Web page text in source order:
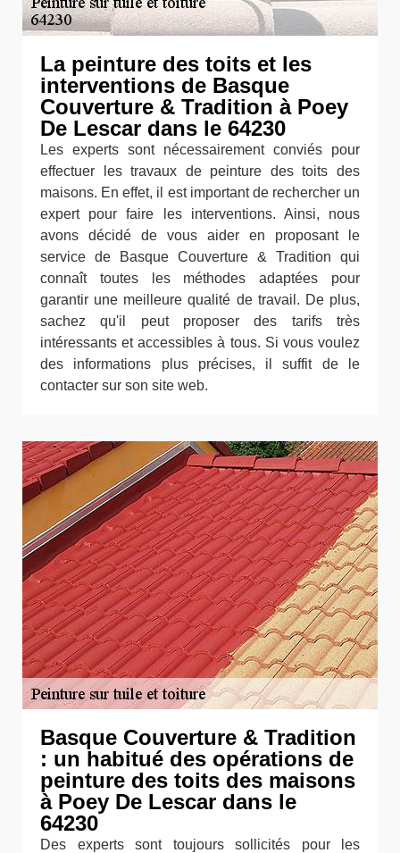
La peinture des toits et les
interventions de Basque
Couverture & Tradition à Poey
De Lescar dans le 64230
Les experts sont nécessairement conviés pour
effectuer les travaux de peinture des toits des
maisons. En effet, il est important de rechercher un
expert pour faire les interventions. Ainsi, nous
avons décidé de vous aider en proposant le
service de Basque Couverture & Tradition qui
connaît toutes les méthodes adaptées pour
garantir une meilleure qualité de travail. De plus,
sachez qu'il peut proposer des tarifs très
intéressants et accessibles à tous. Si vous voulez
des informations plus précises, il suffit de le
contacter sur son site web.
Basque Couverture & Tradition
: un habitué des opérations de
peinture des toits des maisons
à Poey De Lescar dans le
64230
Des experts sont toujours sollicités pour les